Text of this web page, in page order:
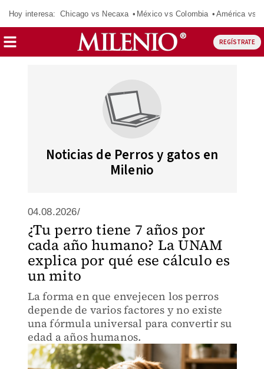
Hoy interesa: Chicago vs Necaxa México vs Colombia América vs
REGÍSTRATE
Noticias de Perros y gatos en
Milenio
04.08.2026/
¿Tu perro tiene 7 años por
cada año humano? La UNAM
explica por qué ese cálculo es
un mito
La forma en que envejecen los perros
depende de varios factores y no existe
una fórmula universal para convertir su
edad a años humanos.